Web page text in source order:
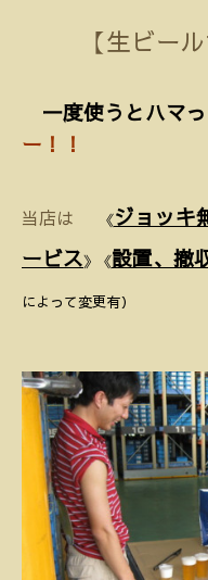
【生ビー
一度使うとハマ
ー！！
当店は 《ジョッキ
ービス》《設置、撤
によって変更有）